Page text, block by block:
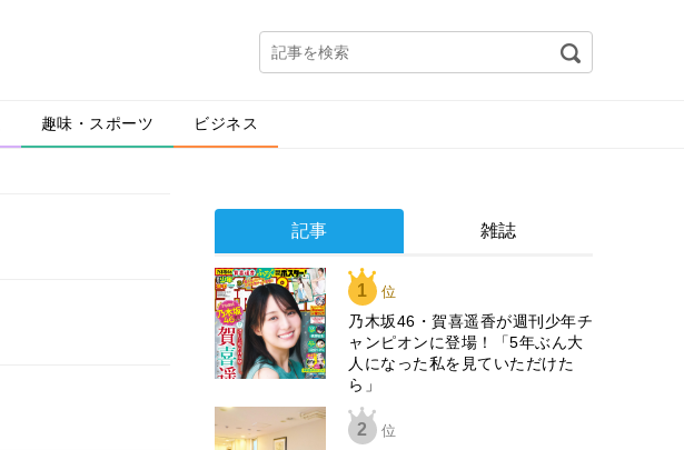
趣味・スポーツ ビジネス
記事 雑誌
1 位
乃木坂46・賀喜遥香が週刊少年チ
ャンピオンに登場！「5年ぶん大
人になった私を見ていただけた
ら」
2 位